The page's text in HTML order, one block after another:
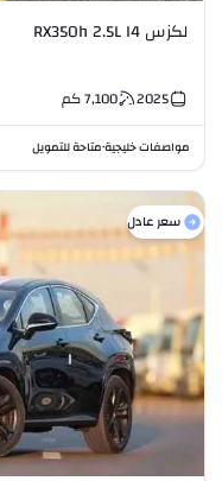
لكزس RX350h 2.5L I4
2025
7,100كم
مواصفات خليجية•متاحة للتمويل
سعر عادل